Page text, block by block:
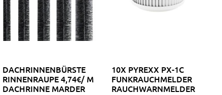
DACHRINNENBÜRSTE
RINNENRAUPE 4,74€/ M
DACHRINNE MARDER
10X PYREXX PX-1C
FUNKRAUCHMELDER
RAUCHWARNMELDER